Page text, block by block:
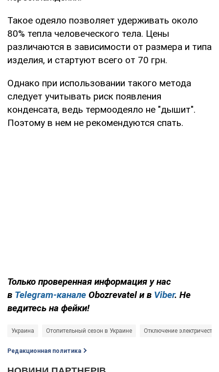
Такое одеяло позволяет удерживать около
80% тепла человеческого тела. Цены
различаются в зависимости от размера и типа
изделия, и стартуют всего от 70 грн.
Однако при использовании такого метода
следует учитывать риск появления
конденсата, ведь термоодеяло не "дышит".
Поэтому в нем не рекомендуются спать.
Только проверенная информация у нас
в Telegram-канале Obozrevatel и в Viber. Не
ведитесь на фейки!
Украина Отопительный сезон в Украине Отключение
Редакционная политика